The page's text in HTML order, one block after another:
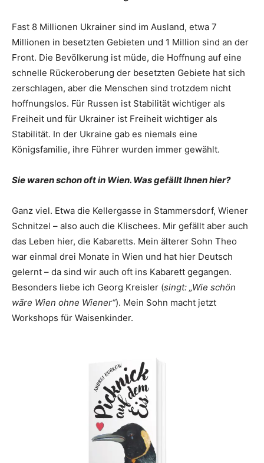
Fast 8 Millionen Ukrainer sind im Ausland, etwa 7
Millionen in besetzten Gebieten und 1 Million sind an der
Front. Die Bevölkerung ist müde, die Hoffnung auf eine
schnelle Rückeroberung der besetzten Gebiete hat sich
zerschlagen, aber die Menschen sind trotzdem nicht
hoffnungslos. Für Russen ist Stabilität wichtiger als
Freiheit und für Ukrainer ist Freiheit wichtiger als
Stabilität. In der Ukraine gab es niemals eine
Königsfamilie, ihre Führer wurden immer gewählt.
Sie waren schon oft in Wien. Was gefällt Ihnen hier?
Ganz viel. Etwa die Kellergasse in Stammersdorf, Wiener
Schnitzel – also auch die Klischees. Mir gefällt aber auch
das Leben hier, die Kabaretts. Mein älterer Sohn Theo
war einmal drei Monate in Wien und hat hier Deutsch
gelernt – da sind wir auch oft ins Kabarett gegangen.
Besonders liebe ich Georg Kreisler (singt: „Wie schön
wäre Wien ohne Wiener“). Mein Sohn macht jetzt
Workshops für Waisenkinder.